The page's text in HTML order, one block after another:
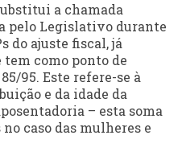
a chamada
pelo Legislativo durante
do ajuste fiscal, já
como ponto de
95. Este refere-se à
e da idade da
– esta soma
caso das mulheres e